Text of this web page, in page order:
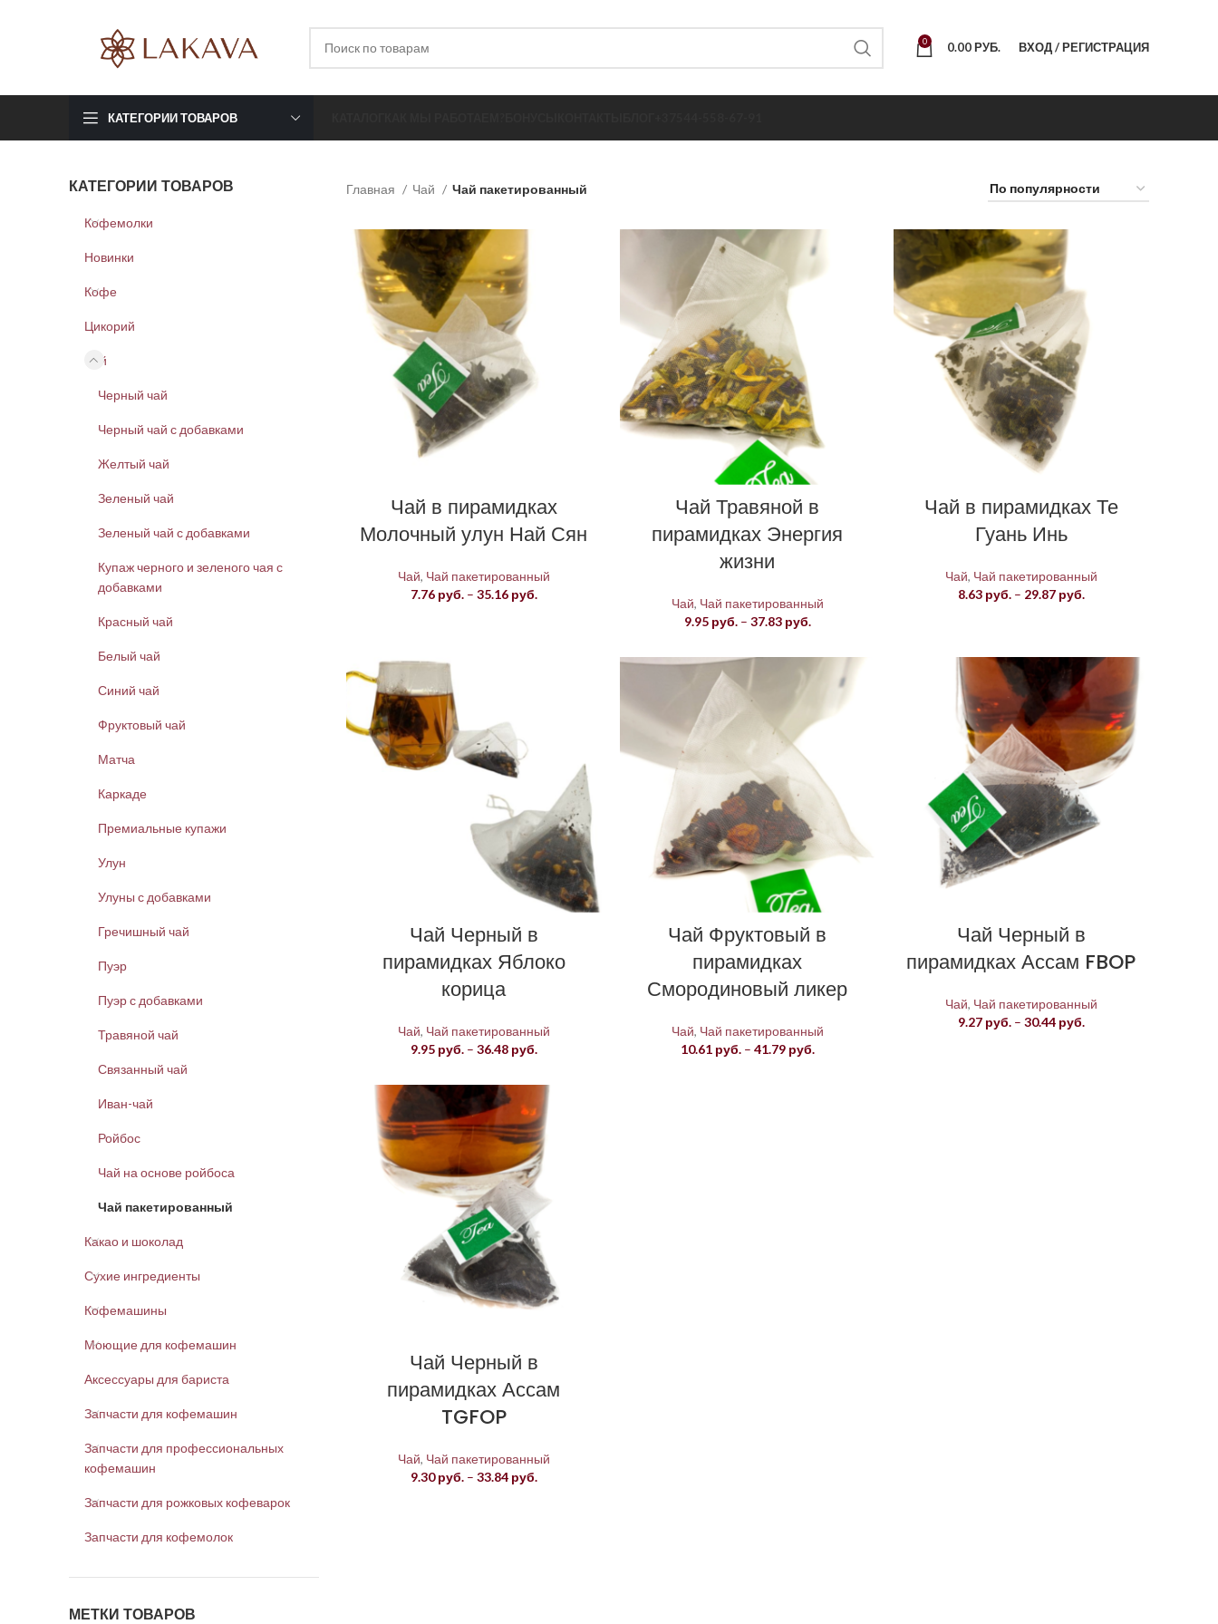
0 0.00РУБ. ВХОД / РЕГИСТРАЦИЯ
КАТЕГОРИИ ТОВАРОВ
КАТЕГОРИИ ТОВАРОВ
Кофемолки
Новинки
Кофе
Цикорий
Чай
Черный чай
Черный чай с добавками
Желтый чай
Зеленый чай
Зеленый чай с добавками
Купаж черного и зеленого чая с
добавками
Красный чай
Белый чай
Синий чай
Фруктовый чай
Матча
Каркаде
Премиальные купажи
Улун
Улуны с добавками
Гречишный чай
Пуэр
Пуэр с добавками
Травяной чай
Связанный чай
Иван-чай
Ройбос
Чай на основе ройбоса
Чай пакетированный
Какао и шоколад
Сухие ингредиенты
Кофемашины
Моющие для кофемашин
Аксессуары для бариста
Запчасти для кофемашин
Запчасти для профессиональных
кофемашин
Запчасти для рожковых кофеварок
Запчасти для кофемолок
МЕТКИ ТОВАРОВ
Главная Чай Чай пакетированный
Чай в пирамидках
Молочный улун Най Сян
Чай, Чай пакетированный
7.76 руб. – 35.16 руб.
Чай Травяной в
пирамидках Энергия
жизни
Чай, Чай пакетированный
9.95 руб. – 37.83 руб.
37.83 руб.
Чай в пирамидках Те
Гуань Инь
Чай, Чай пакетированный
8.63 руб. – 29.87 руб.
29.87 руб.
Чай Черный в
пирамидках Яблоко
корица
Чай, Чай пакетированный
9.95 руб. – 36.48 руб.
36.48 руб.
Чай Фруктовый в
пирамидках
Смородиновый ликер
Чай, Чай пакетированный
10.61 руб. – 41.79 руб.
Чай Черный в
пирамидках Ассам FBOP
Чай, Чай пакетированный
9.27 руб. – 30.44 руб.
Чай Черный в
пирамидках Ассам
TGFOP
Чай, Чай пакетированный
9.30руб. – 33.84 руб.Диапазон